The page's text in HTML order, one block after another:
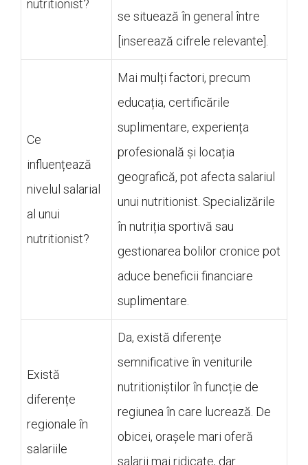
nutritionist?
se situează în general între
[inserează cifrele relevante].
Ce
influențează
nivelul salarial
al unui
nutritionist?
Mai mulți factori, precum
educația, certificările
suplimentare, experiența
profesională și locația
geografică, pot afecta salariul
unui nutritionist. Specializările
în nutriția sportivă sau
gestionarea bolilor cronice pot
aduce beneficii financiare
suplimentare.
Există
diferențe
regionale în
salariile
Da, există diferențe
semnificative în veniturile
nutritioniștilor în funcție de
regiunea în care lucrează. De
obicei, orașele mari oferă
salarii mai ridicate, dar